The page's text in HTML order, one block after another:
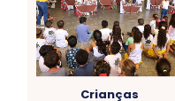
Crianças